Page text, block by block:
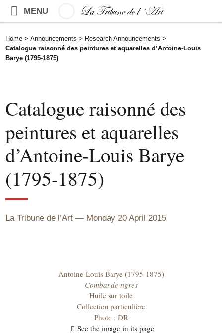
MENU
Home > Announcements > Research Announcements >
Catalogue raisonné des peintures et aquarelles d’Antoine-Louis
Barye (1795-1875)
Catalogue raisonné des
peintures et aquarelles
d’Antoine-Louis Barye
(1795-1875)
La Tribune de l’Art Monday 20 April 2015
Antoine-Louis Barye (1795-1875)
Combat de tigres
Huile sur toile
Collection particulière
Photo : DR
See the image in its page